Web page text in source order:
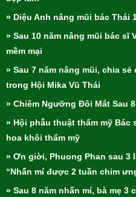
» Diệu Anh nâng mũi bác Thái
» Sau 10 năm nâng mũi bác sĩ
mềm mại
» Sau 7 năm nâng mũi, chia sẻ
trong Hội Mika Vũ Thái
» Chiêm Ngưỡng Đôi Mắt Sau
» Hội phẫu thuật thẩm mỹ
hoa khôi thẩm mỹ
» Ơn giời, Phuong Phan sau 3
“Nhấn mí được 2 tuần chim
» Sau 8 năm nhấn mí, bà mẹ 3